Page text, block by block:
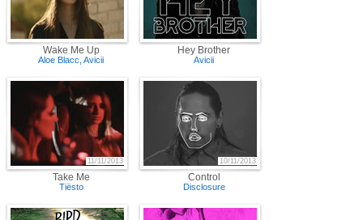
Wake Me Up
Aloe Blacc ,Avicii
Hey Brother
Avicii
Take Me
11/11/2013
Tiësto
Control
10/11/2013
Disclosure